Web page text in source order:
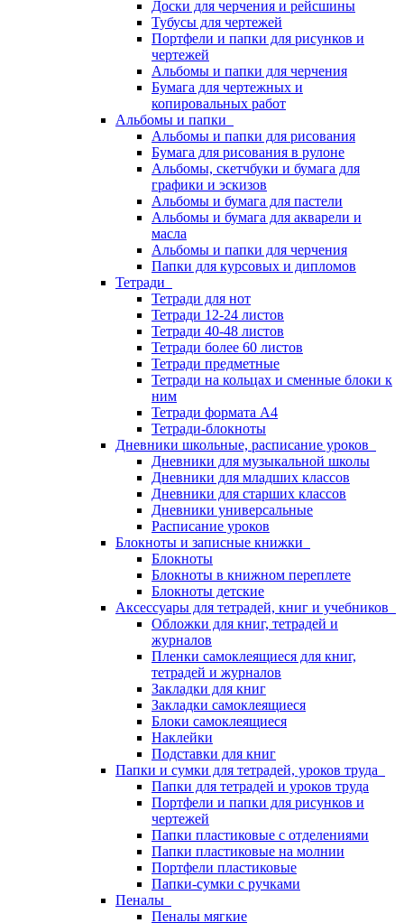
Доски для черчения и рейсшины
Тубусы для чертежей
Портфели и папки для рисунков и
чертежей
Альбомы и папки для черчения
Бумага для чертежных и
копировальных работ
Альбомы и папки
Альбомы и папки для рисования
Бумага для рисования в рулоне
Альбомы, скетчбуки и бумага для
графики и эскизов
Альбомы и бумага для пастели
Альбомы и бумага для акварели и
масла
Альбомы и папки для черчения
Папки для курсовых и дипломов
Тетради
Тетради для нот
Тетради 12-24 листов
Тетради 40-48 листов
Тетради более 60 листов
Тетради предметные
Тетради на кольцах и сменные блоки к
ним
Тетради формата А4
Тетради-блокноты
Дневники школьные, расписание уроков
Дневники для музыкальной школы
Дневники для младших классов
Дневники для старших классов
Дневники универсальные
Расписание уроков
Блокноты и записные книжки
Блокноты
Блокноты в книжном переплете
Блокноты детские
Аксессуары для тетрадей, книг и учебников
Обложки для книг, тетрадей и
журналов
Пленки самоклеящиеся для книг,
тетрадей и журналов
Закладки для книг
Закладки самоклеящиеся
Блоки самоклеящиеся
Наклейки
Подставки для книг
Папки и сумки для тетрадей, уроков труда
Папки для тетрадей и уроков труда
Портфели и папки для рисунков и
чертежей
Папки пластиковые с отделениями
Папки пластиковые на молнии
Портфели пластиковые
Папки-сумки с ручками
Пеналы
Пеналы мягкие